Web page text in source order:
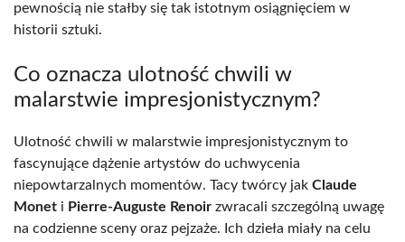
pewnością nie stałby się tak istotnym osiągnięciem w
historii sztuki.
Co oznacza ulotność chwili w
malarstwie impresjonistycznym?
Ulotność chwili w malarstwie impresjonistycznym to
fascynujące dążenie artystów do uchwycenia
niepowtarzalnych momentów. Tacy twórcy jak Claude
Monet i Pierre-Auguste Renoir zwracali szczególną uwagę
na codzienne sceny oraz pejzaże. Ich dzieła miały na celu